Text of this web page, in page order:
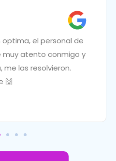
el personal de
muy atento conmigo y
las resolvieron.
🙌